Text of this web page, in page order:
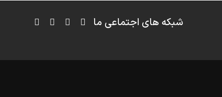
شبکه های اجتماعی ما